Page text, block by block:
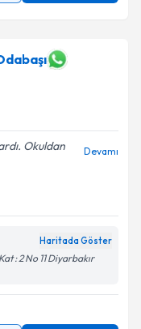
Okuldan
Devamı
Haritada Göster
: 2 No 11 Diyarbakır